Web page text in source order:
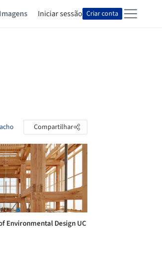
Imagens Iniciar sessão Criar conta
Compartilhar
Environmental Design UC